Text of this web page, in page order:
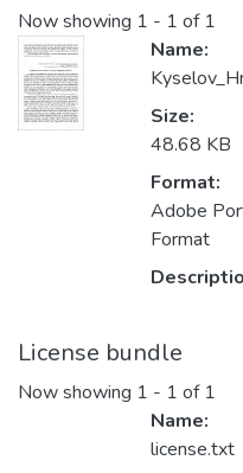
Now showing 1 - 1 of 1
Name:
Size:
48.68 KB
Format:
Adobe
Format
License bundle
Now showing 1 - 1 of 1
Name:
license.txt